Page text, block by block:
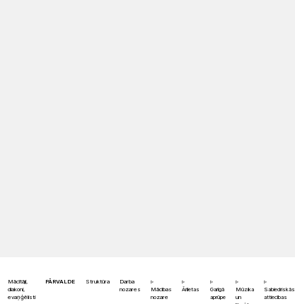
Mācītāji,
diakoni,
evaņģēlisti
PĀRVALDE Struktūra
Darba
nozares
Mācības
nozare
Ārlietas
Garīgā
aprūpe
Mūzika
un
Sabiedriskās
attiecības